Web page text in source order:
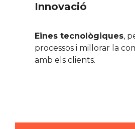
Innovació
Eines tecnològiques,
processos i millorar la
amb els clients.